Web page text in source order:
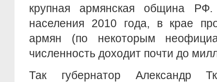
крупная армянская община РФ.
населения 2010 года, в крае
армян (по некоторым
численность доходит почти до
Так губернатор Александр